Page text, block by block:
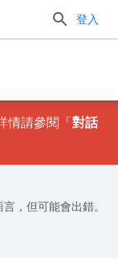
登入
情請參閱「對話
，但可能會出錯。